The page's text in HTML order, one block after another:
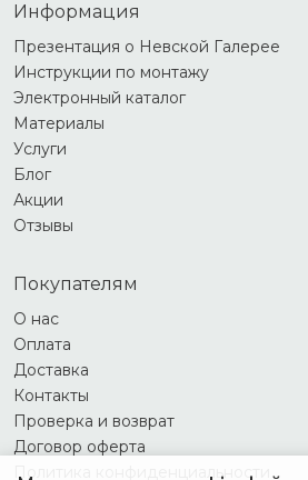
Информация
Презентация о Невской Галерее
Инструкции по монтажу
Электронный каталог
Материалы
Услуги
Блог
Акции
Отзывы
Покупателям
О нас
Оплата
Доставка
Контакты
Проверка и возврат
Договор оферта
Политика конфиденциальности